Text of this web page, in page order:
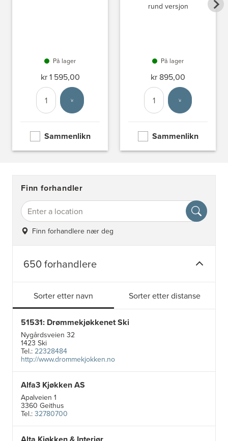
På lager
kr 1 595,00
Antall
Velg enhet
Sammenlikn
rund versjon
På lager
kr 895,00
Antall
Velg enhet
Sammenlikn
Finn forhandler
Finn forhandlere nær deg
650 forhandlere
Sorter etter navn Sorter etter distanse
51531: Drømmekjøkkenet Ski
Nygårdsveien 32
1423 Ski
Tel.: 22328484
http://www.drommekjokken.no
Alfa3 Kjøkken AS
Apalveien 1
3360 Geithus
Tel.: 32780700